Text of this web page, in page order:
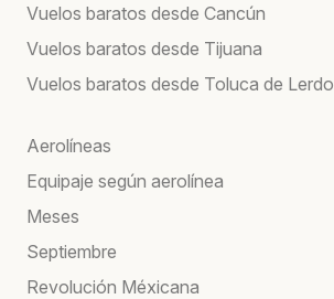
Vuelos baratos desde Cancún
Vuelos baratos desde Tijuana
Vuelos baratos desde Toluca de Lerdo
Aerolíneas
Equipaje según aerolínea
Meses
Septiembre
Revolución Méxicana